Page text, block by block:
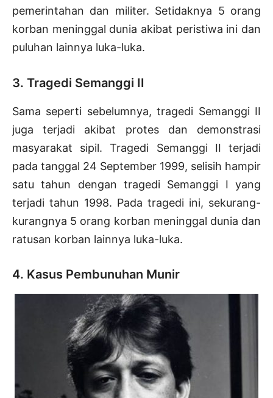
pemerintahan dan militer. Setidaknya 5 orang
korban meninggal dunia akibat peristiwa ini dan
puluhan lainnya luka-luka.
3. Tragedi Semanggi II
Sama seperti sebelumnya, tragedi Semanggi II
juga terjadi akibat protes dan demonstrasi
masyarakat sipil. Tragedi Semanggi II terjadi
pada tanggal 24 September 1999, selisih hampir
satu tahun dengan tragedi Semanggi I yang
terjadi tahun 1998. Pada tragedi ini, sekurang-
kurangnya 5 orang korban meninggal dunia dan
ratusan korban lainnya luka-luka.
4. Kasus Pembunuhan Munir